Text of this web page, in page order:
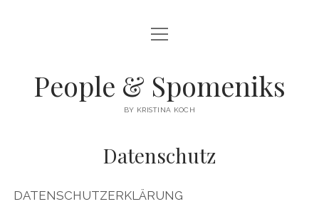
STARTSEITE
IRAK
SPOMENIKS – KURZ ERKLÄRT
POLJE
BEGEGNUNGEN
LOOKING FOR ATLANTIS/COLLAGEN
Menü
öffnen
People & Spomeniks
BY KRISTINA KOCH
Datenschutz
DATENSCHUTZERKLÄRUNG